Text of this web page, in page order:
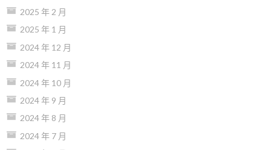
2025 年 2 月
2025 年 1 月
2024 年 12 月
2024 年 11 月
2024 年 10 月
2024 年 9 月
2024 年 8 月
2024 年 7 月